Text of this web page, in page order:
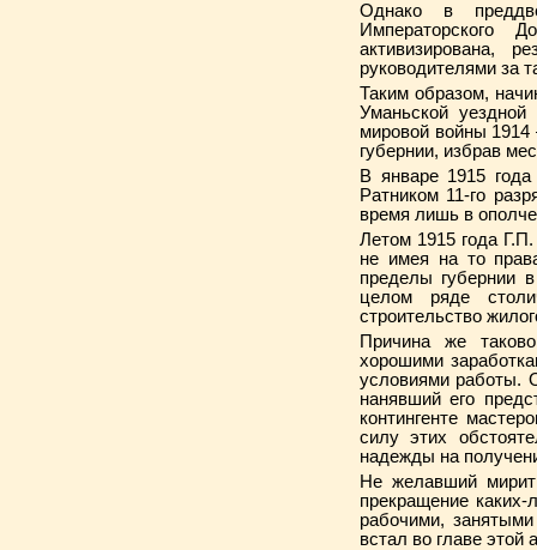
Однако в
Императорского
активизирована,
руководителями за
Таким образом,
Уманьской
мировой войны 1914
губернии, избрав
В январе 1915
Ратником 11-го
время лишь в
Летом 1915 года
не имея на то
пределы губернии
целом ряде
строительство
Причина же
хорошими
условиями работы.
нанявший его
контингенте
силу этих
надежды на
Не желавший
прекращение
рабочими,
встал во главе этой